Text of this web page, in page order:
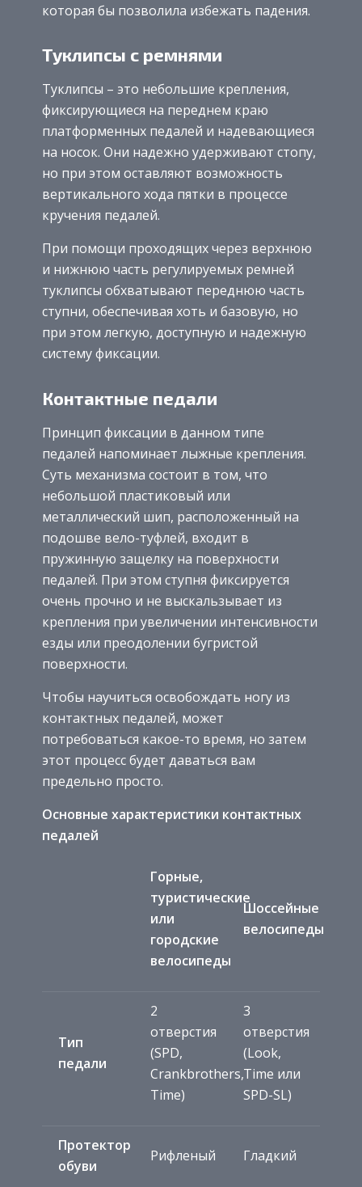
которая бы позволила избежать падения.
Туклипсы с ремнями
Туклипсы – это небольшие крепления,
фиксирующиеся на переднем краю
платформенных педалей и надевающиеся
на носок. Они надежно удерживают стопу,
но при этом оставляют возможность
вертикального хода пятки в процессе
кручения педалей.
При помощи проходящих через верхнюю
и нижнюю часть регулируемых ремней
туклипсы обхватывают переднюю часть
ступни, обеспечивая хоть и базовую, но
при этом легкую, доступную и надежную
систему фиксации.
Контактные педали
Принцип фиксации в данном типе
педалей напоминает лыжные крепления.
Суть механизма состоит в том, что
небольшой пластиковый или
металлический шип, расположенный на
подошве вело-туфлей, входит в
пружинную защелку на поверхности
педалей. При этом ступня фиксируется
очень прочно и не выскальзывает из
крепления при увеличении интенсивности
езды или преодолении бугристой
поверхности.
Чтобы научиться освобождать ногу из
контактных педалей, может
потребоваться какое-то время, но затем
этот процесс будет даваться вам
предельно просто.
Основные характеристики контактных
педалей
Горные,
туристические
или
городские
велосипеды
Шоссейные
велосипеды
Тип
педали
2
отверстия
(SPD,
Crankbrothers,
Time)
3
отверстия
(Look,
Time или
SPD-SL)
Протектор
обуви
Рифленый Гладкий